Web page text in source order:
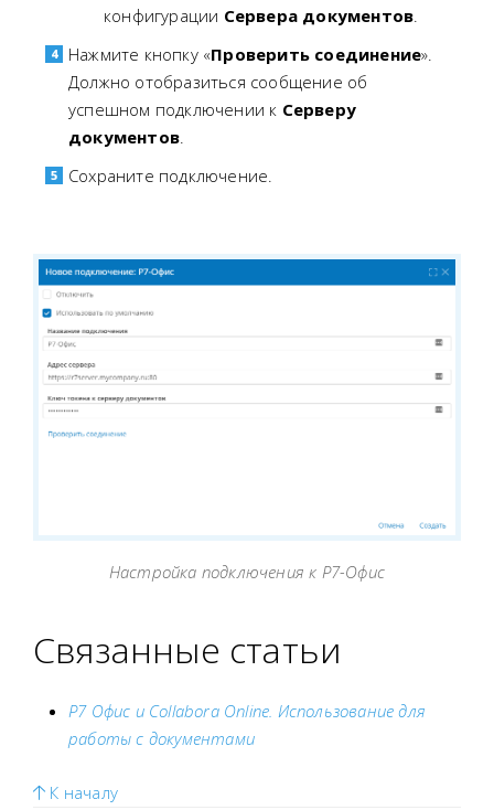
конфигурации Сервера документов
Нажмите кнопку «Проверить соединение».
Должно отобразиться сообщение об
успешном подключении к Серверу
документов
Сохраните подключение.
Настройка подключения к Р7-Офис
Связанные статьи
Р7 Офис и Collabora Online. Использование для
работы с документами
К началу